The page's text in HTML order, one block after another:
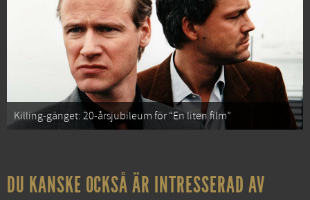
Killing-gänget: 20-årsjubileum för “En liten film”
DU KANSKE OCKSÅ ÄR INTRESSERAD AV